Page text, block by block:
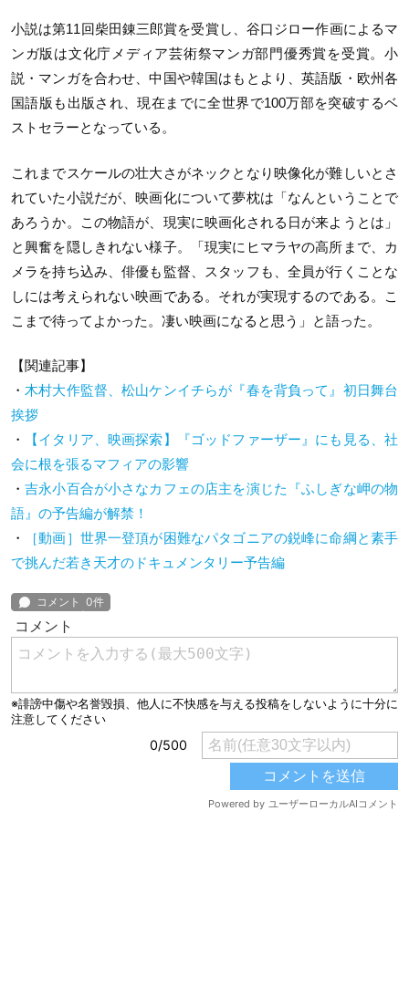
小説は第11回柴田錬三郎賞を受賞し、谷口ジロー作画によるマ
ンガ版は文化庁メディア芸術祭マンガ部門優秀賞を受賞。小
説・マンガを合わせ、中国や韓国はもとより、英語版・欧州各
国語版も出版され、現在までに全世界で100万部を突破するベ
ストセラーとなっている。
これまでスケールの壮大さがネックとなり映像化が難しいとさ
れていた小説だが、映画化について夢枕は「なんということで
あろうか。この物語が、現実に映画化される日が来ようとは」
と興奮を隠しきれない様子。「現実にヒマラヤの高所まで、カ
メラを持ち込み、俳優も監督、スタッフも、全員が行くことな
しには考えられない映画である。それが実現するのである。こ
こまで待ってよかった。凄い映画になると思う」と語った。
【関連記事】
・ 木村大作監督、松山ケンイチらが『春を背負って』初日舞台
挨拶
・
【イタリア、映画探索】『ゴッドファーザー』にも見る、社
会に根を張るマフィアの影響
・吉永小百合が小さなカフェの店主を演じた『ふしぎな岬の物
語』の予告編が解禁！
・
［動画］世界一登頂が困難なパタゴニアの鋭峰に命綱と素手
で挑んだ若き天才のドキュメンタリー予告編